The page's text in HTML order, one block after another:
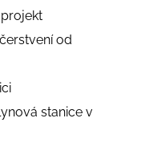
od
stanice v